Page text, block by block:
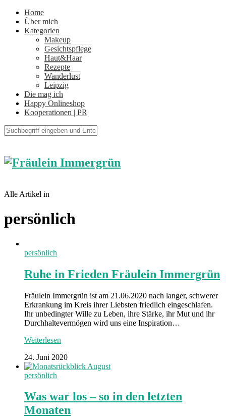
Home
Über mich
Kategorien
Makeup
Gesichtspflege
Haut&Haar
Rezepte
Wanderlust
Leipzig
Die mag ich
Happy Onlineshop
Kooperationen | PR
Alle Artikel in
persönlich
persönlich
Ruhe in Frieden Fräulein Immergrün
Fräulein Immergrün ist am 21.06.2020 nach langer, schwerer
Erkrankung im Kreis ihrer Liebsten friedlich eingeschlafen.
Ihr unbedingter Wille zu Leben, ihre Stärke, ihr Mut und ihr
Durchhaltevermögen wird uns eine Inspiration…
Weiterlesen
24. Juni 2020
persönlich
Was war los – so in den letzten
Monaten